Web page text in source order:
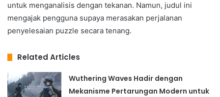
untuk menganalisis dengan tekanan. Namun, judul ini
mengajak pengguna supaya merasakan perjalanan
penyelesaian puzzle secara tenang.
Related Articles
Wuthering Waves Hadir dengan
Mekanisme Pertarungan Modern untuk